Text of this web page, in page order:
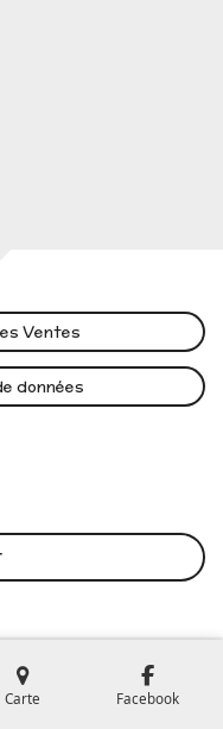
Ventes
données
Carte Facebook